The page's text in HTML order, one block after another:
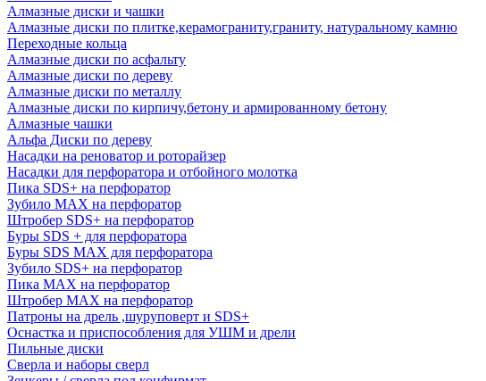
Алмазные диски и чашки
Алмазные диски по плитке,керамограниту,граниту, натуральному камню
Переходные кольца
Алмазные диски по асфальту
Алмазные диски по дереву
Алмазные диски по металлу
Алмазные диски по кирпичу,бетону и армированному бетону
Алмазные чашки
Альфа Диски по дереву
Насадки на реноватор и роторайзер
Насадки для перфоратора и отбойного молотка
Пика SDS+ на перфоратор
Зубило MAX на перфоратор
Штробер SDS+ на перфоратор
Буры SDS + для перфоратора
Буры SDS MAX для перфоратора
Зубило SDS+ на перфоратор
Пика MAX на перфоратор
Штробер MAX на перфоратор
Патроны на дрель ,шуруповерт и SDS+
Оснастка и приспособления для УШМ и дрели
Пильные диски
Сверла и наборы сверл